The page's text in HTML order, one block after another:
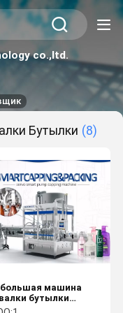
co.,ltd.
Бутылки (8)
машина
бутылки